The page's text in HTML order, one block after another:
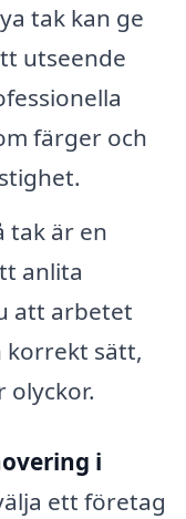
tak kan ge
utseende
färger och
tak är en
anlita
att arbetet
korrekt sätt,
olyckor.
i
ett företag